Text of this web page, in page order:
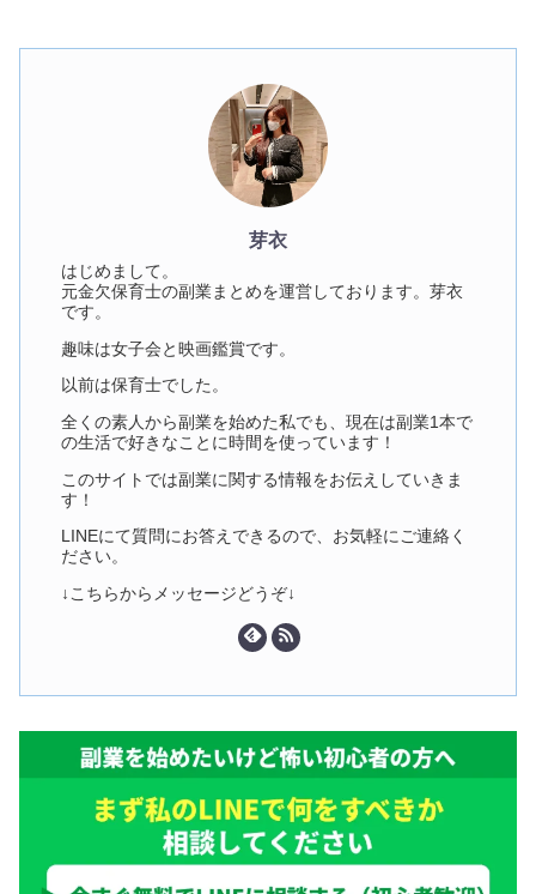
芽衣
はじめまして。
元金欠保育士の副業まとめを運営しております。芽衣
です。
趣味は女子会と映画鑑賞です。
以前は保育士でした。
全くの素人から副業を始めた私でも、現在は副業1本で
の生活で好きなことに時間を使っています！
このサイトでは副業に関する情報をお伝えしていきま
す！
LINEにて質問にお答えできるので、お気軽にご連絡く
ださい。
↓こちらからメッセージどうぞ↓